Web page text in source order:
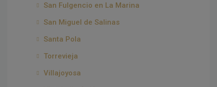
San Fulgencio en La Marina
San Miguel de Salinas
Santa Pola
Torrevieja
Villajoyosa